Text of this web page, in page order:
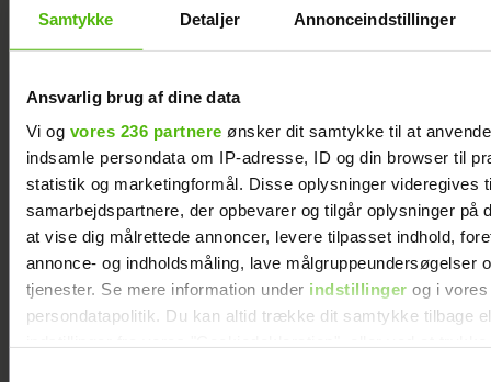
Samtykke Detaljer Annonceindstillinger
Ansvarlig brug af dine data
Vi og vores 236 partnere ønsker dit samtykke til at
indsamle persondata om IP-adresse, ID og din browser til
statistik og marketingformål. Disse oplysninger videregives
samarbejdspartnere, der opbevarer og tilgår oplysninger på
at vise dig målrettede annoncer, levere tilpasset indhold,
annonce- og indholdsmåling, lave målgruppeundersøgelser
tjenester. Se mere information under indstillinger og i vores
persondatapolitik. Du kan altid trække dit samtykke tilbage